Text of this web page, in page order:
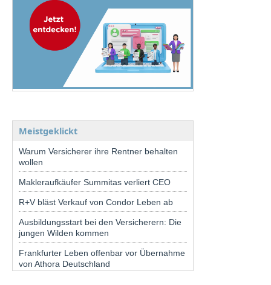
Meistgeklickt
Warum Versicherer ihre Rentner behalten
wollen
Makleraufkäufer Summitas verliert CEO
R+V bläst Verkauf von Condor Leben ab
Ausbildungsstart bei den Versicherern: Die
jungen Wilden kommen
Frankfurter Leben offenbar vor Übernahme
von Athora Deutschland